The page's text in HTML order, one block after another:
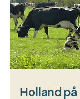
Holland